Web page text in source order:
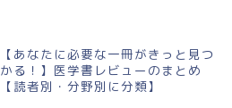
【あなたに必要な一冊がきっと見つ
かる！】医学書レビューのまとめ
【読者別・分野別に分類】